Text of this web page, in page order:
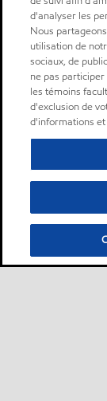
d'analyser les
Nous
utilisation de
sociaux, de
ne pas
les témoins
d'exclusion de
d'informations